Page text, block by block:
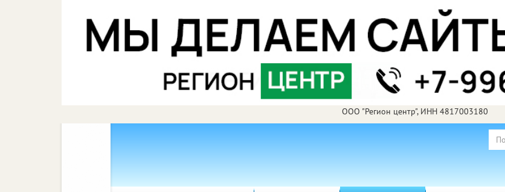
ООО "Регион центр", ИНН 4817003180